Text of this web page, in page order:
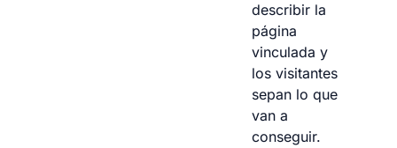
describir la
página
vinculada y
los visitantes
sepan lo que
van a
conseguir.